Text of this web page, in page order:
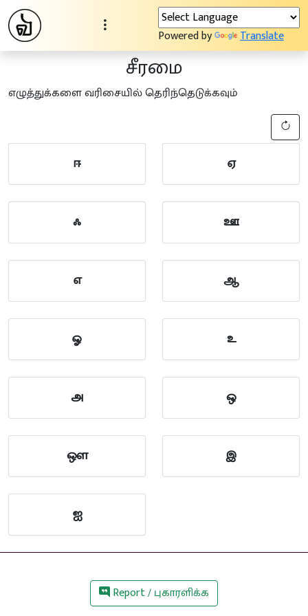
Powered by Translate
சீரமை
எழுத்துக்களை வரிசையில் தெரிந்தெடுக்கவும்
ஈ ஏ
ஃ ஊ
எ ஆ
ஓ உ
அ ஒ
ஔ இ
ஐ
Report / புகாரளிக்க